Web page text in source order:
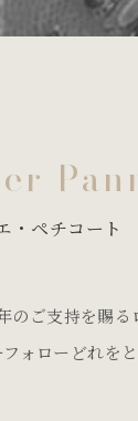
・ペチコート
ご支持を賜る
ォローどれを